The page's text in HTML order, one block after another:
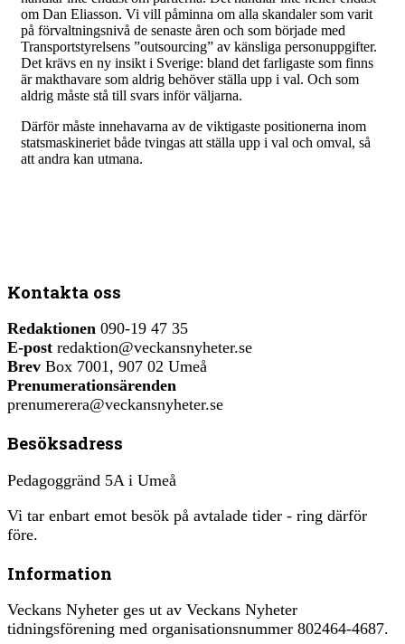
om Dan Eliasson. Vi vill påminna om alla skandaler som varit
på förvaltningsnivå de senaste åren och som började med
Transportstyrelsens ”outsourcing” av känsliga personuppgifter.
Det krävs en ny insikt i Sverige: bland det farligaste som finns
är makthavare som aldrig behöver ställa upp i val. Och som
aldrig måste stå till svars inför väljarna.
Därför måste innehavarna av de viktigaste positionerna inom
statsmaskineriet både tvingas att ställa upp i val och omval, så
att andra kan utmana.
Kontakta oss
Redaktionen 090-19 47 35
E-post redaktion@veckansnyheter.se
Brev Box 7001, 907 02 Umeå
Prenumerationsärenden
prenumerera@veckansnyheter.se
Besöksadress
Pedagoggränd 5A i Umeå
Vi tar enbart emot besök på avtalade tider - ring därför
före.
Information
Veckans Nyheter ges ut av Veckans Nyheter
tidningsförening med organisationsnummer 802464-4687.